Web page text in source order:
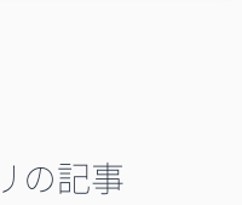
の記事